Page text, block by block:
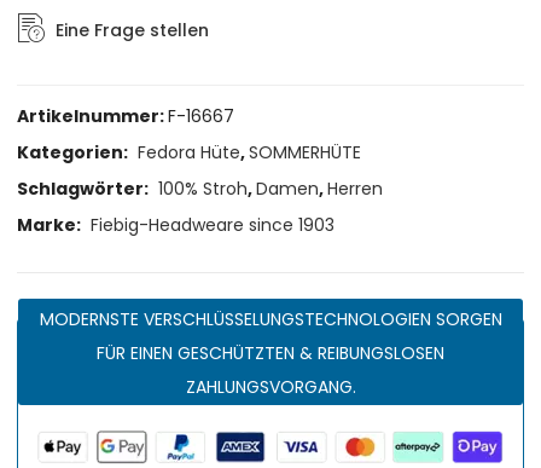
Eine Frage stellen
Artikelnummer:F-16667
Kategorien: Fedora Hüte,SOMMERHÜTE
Schlagwörter: 100% Stroh,Damen,Herren
Marke: Fiebig-Headweare since 1903
MODERNSTE VERSCHLÜSSELUNGSTECHNOLOGIEN SORGEN
FÜR EINEN GESCHÜTZTEN & REIBUNGSLOSEN
ZAHLUNGSVORGANG.